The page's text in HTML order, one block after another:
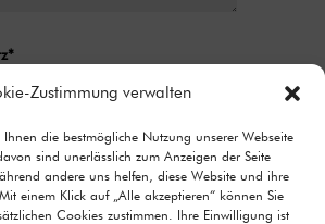
Zustimmung verwalten
die bestmögliche Nutzung unserer Webseite
sind unerlässlich zum Anzeigen der Seite
andere uns helfen, diese Website und ihre
einem Klick auf „Alle akzeptieren“ können Sie
Cookies zustimmen. Ihre Einwilligung ist
zu, dass meine Angaben aus
erhoben und verarbeitet
Informationen zum
Nutzerdaten finden Sie in unserer